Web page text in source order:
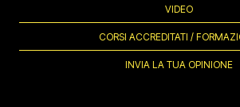
VIDEO
CORSI ACCREDITATI /
INVIA LA TUA OPINIONE